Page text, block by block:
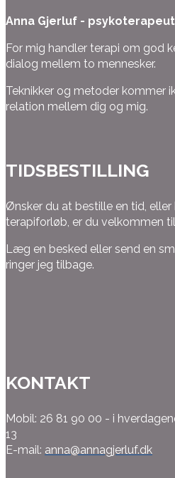
Anna Gjerluf - psykoterapeut
For mig handler terapi om god
dialog mellem to mennesker.
Teknikker og metoder kommer
relation mellem dig og mig.
TIDSBESTILLING
Ønsker du at bestille en tid,
terapiforløb, er du velkommen
Læg en besked eller send en
ringer jeg tilbage.
KONTAKT
Mobil: 26 81 90 00 - i
13
E-mail: anna@annagjerluf.dk